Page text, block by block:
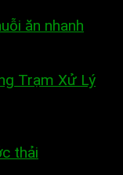
ăn nhanh
Trạm Xử Lý
thải